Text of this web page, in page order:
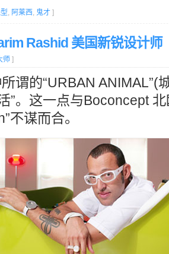
, 阿莱西, 鬼才 ]
Rashid 美国新锐设计师
师 ]
谓的“URBAN ANIMAL”(
”。这一点与Boconcept
不谋而合。